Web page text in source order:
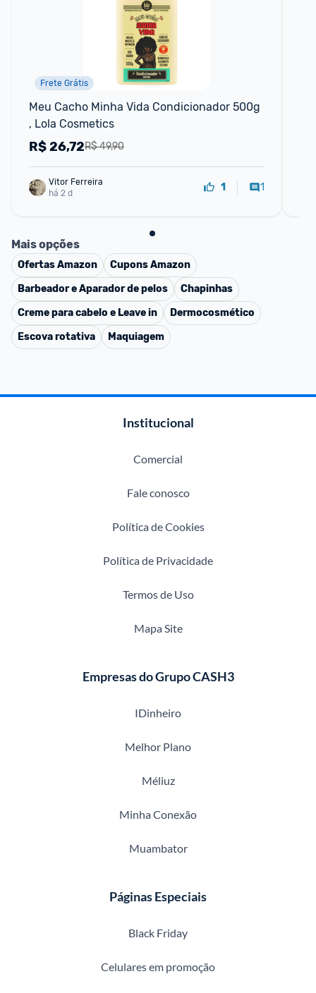
Frete Grátis
Meu Cacho Minha Vida Condicionador 500g
, Lola Cosmetics
R$ 49,90
R$26,72
Vitor Ferreira
há 2 d
1 1
Mais opções
OfertasAmazon CuponsAmazon
Barbeador e Aparador de pelos
Chapinhas
Creme para cabelo e Leave in
Dermocosmético
Escova rotativa
Maquiagem
Institucional
Comercial
Fale conosco
Política de Cookies
Política de Privacidade
Termos de Uso
Mapa Site
Empresas do Grupo CASH3
IDinheiro
Melhor Plano
Méliuz
Minha Conexão
Muambator
Páginas Especiais
Black Friday
Celulares em promoção